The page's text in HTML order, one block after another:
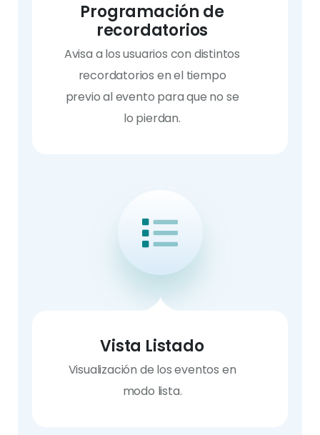
Programación de
recordatorios
Avisa a los usuarios con distintos
recordatorios en el tiempo
previo al evento para que no se
lo pierdan.
Vista Listado
Visualización de los eventos en
modo lista.